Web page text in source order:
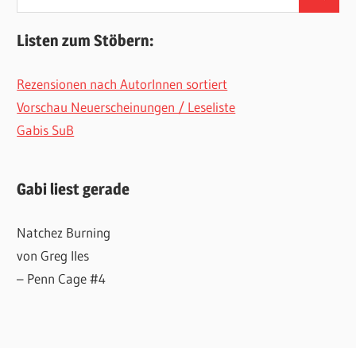
nach:
Suchen
Listen zum Stöbern:
Rezensionen nach AutorInnen sortiert
Vorschau Neuerscheinungen / Leseliste
Gabis SuB
Gabi liest gerade
Natchez Burning
von Greg Iles
– Penn Cage #4